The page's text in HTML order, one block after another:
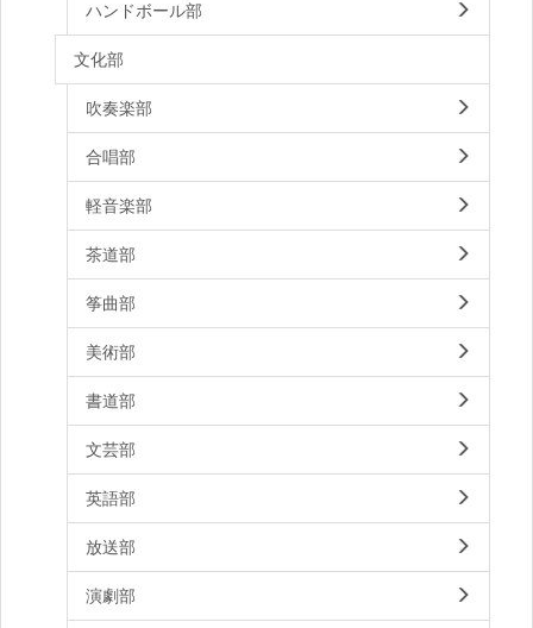
ハンドボール部
文化部
吹奏楽部
合唱部
軽音楽部
茶道部
筝曲部
美術部
書道部
文芸部
英語部
放送部
演劇部